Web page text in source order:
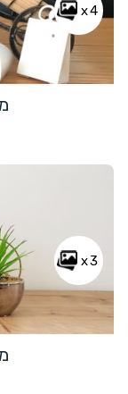
x4
x3